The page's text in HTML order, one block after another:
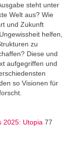
steht unter
Welt aus? Wie
und Zukunft
helfen,
zu
Diese und
aufgegriffen und
so Visionen für
2025: Utopia 77